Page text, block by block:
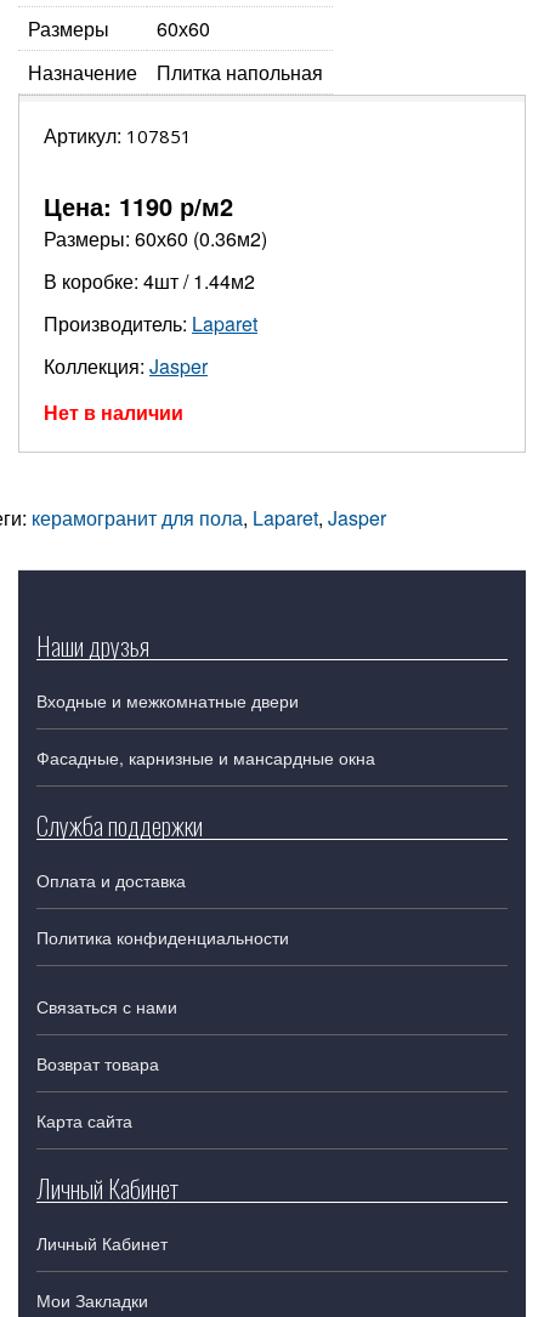
Размеры
60х60
Назначение
Плитка напольная
Артикул: 107851
Цена: 1190 р/м2
Размеры: 60х60 (0.36м2)
В коробке: 4шт / 1.44м2
Производитель: Laparet
Коллекция: Jasper
Нет в наличии
керамогранит для пола, Laparet, Jasper
Наши друзья
Входные и межкомнатные двери
Фасадные, карнизные и мансардные окна
Служба поддержки
Оплата и доставка
Политика конфиденциальности
Связаться с нами
Возврат товара
Карта сайта
Личный Кабинет
Личный Кабинет
Мои Закладки